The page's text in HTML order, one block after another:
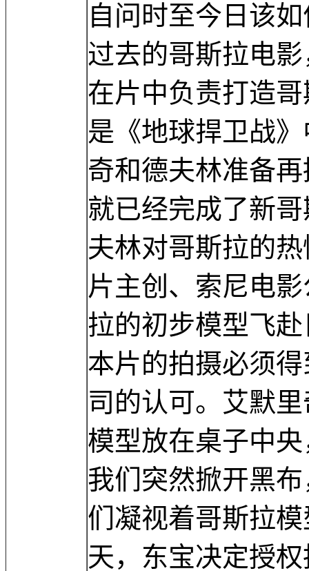
自问时至今日该
过去的哥斯拉电
在片中负责打造
是《地球捍卫战
奇和德夫林准备
就已经完成了新
夫林对哥斯拉的
片主创、索尼电
拉的初步模型飞
本片的拍摄必须
司的认可。艾默
模型放在桌子中
我们突然掀开黑
们凝视着哥斯拉
天，东宝决定授